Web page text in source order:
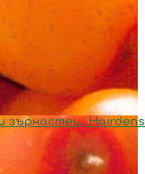
зърнастец,